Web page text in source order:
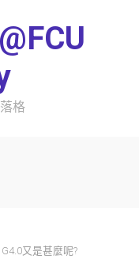
格
G4.0又是甚麼呢?